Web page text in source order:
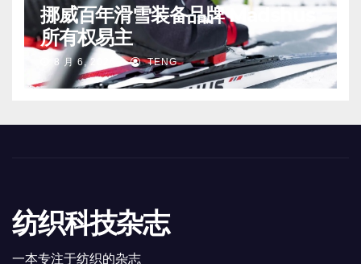
挪威百年滑雪装备品牌 Madshus
所有权易主
8 月 6, 2026 TENG
纺织科技杂志
一本专注于纺织的杂志